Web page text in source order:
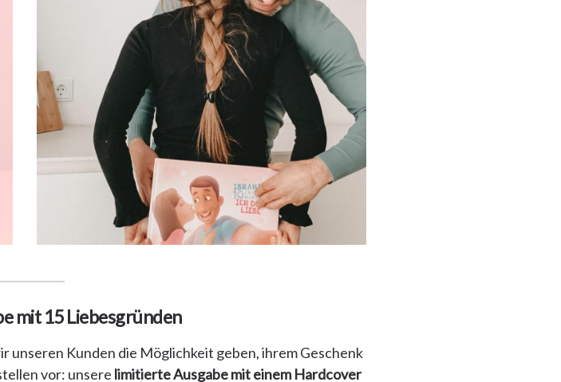
mit 15 Liebesgründen
unseren Kunden die Möglichkeit geben, ihrem Geschenk
vor: unsere limitierte Ausgabe mit einem Hardcover